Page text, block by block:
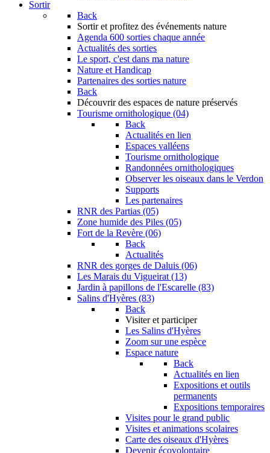
Sortir
Back
Sortir et profitez des événements nature
Agenda 600 sorties chaque année
Actualités des sorties
Le sport, c'est dans ma nature
Nature et Handicap
Partenaires des sorties nature
Back
Découvrir des espaces de nature préservés
Tourisme ornithologique (04)
Back
Actualités en lien
Espaces valléens
Tourisme ornithologique
Randonnées ornithologiques
Observer les oiseaux dans le Verdon
Supports
Les partenaires
RNR des Partias (05)
Zone humide des Piles (05)
Fort de la Revère (06)
Back
Actualités
RNR des gorges de Daluis (06)
Les Marais du Vigueirat (13)
Jardin à papillons de l'Escarelle (83)
Salins d'Hyères (83)
Back
Visiter et participer
Les Salins d'Hyères
Zoom sur une espèce
Espace nature
Back
Actualités en lien
Expositions et outils
permanents
Expositions temporaires
Visites pour le grand public
Visites et animations scolaires
Carte des oiseaux d'Hyères
Devenir écovolontaire